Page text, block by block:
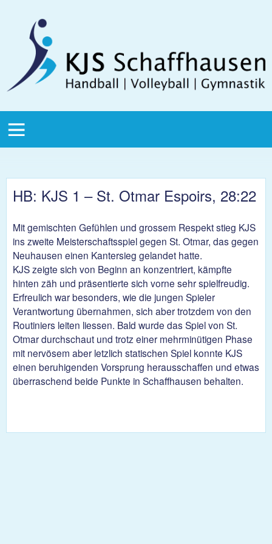
Schaffhausen
Menu
HB: KJS 1 – St. Otmar Espoirs, 28:22
Mit gemischten Gefühlen und grossem Respekt stieg KJS
ins zweite Meisterschaftsspiel gegen St. Otmar, das gegen
Neuhausen einen Kantersieg gelandet hatte.
KJS zeigte sich von Beginn an konzentriert, kämpfte
hinten zäh und präsentierte sich vorne sehr spielfreudig.
Erfreulich war besonders, wie die jungen Spieler
Verantwortung übernahmen, sich aber trotzdem von den
Routiniers leiten liessen. Bald wurde das Spiel von St.
Otmar durchschaut und trotz einer mehrminütigen Phase
mit nervösem aber letzlich statischen Spiel konnte KJS
einen beruhigenden Vorsprung herausschaffen und etwas
überraschend beide Punkte in Schaffhausen behalten.